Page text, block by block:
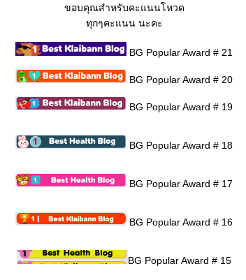
ขอบคุณสำหรับคะแนนโหวด
ทุกๆคะแนน นะคะ
BG Popular Award # 21
BG Popular Award # 20
BG Popular Award # 19
BG Popular Award # 18
BG Popular Award # 17
BG Popular Award # 16
BG Popular Award # 15